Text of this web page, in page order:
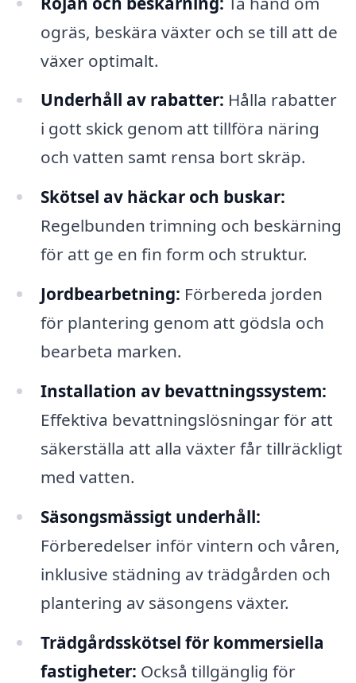
ogräs, beskära växter och se till att de
växer optimalt.
Underhåll av rabatter: Hålla rabatter
i gott skick genom att tillföra näring
och vatten samt rensa bort skräp.
Skötsel av häckar och buskar:
Regelbunden trimning och beskärning
för att ge en fin form och struktur.
Jordbearbetning: Förbereda jorden
för plantering genom att gödsla och
bearbeta marken.
Installation av bevattningssystem:
Effektiva bevattningslösningar för att
säkerställa att alla växter får tillräckligt
med vatten.
Säsongsmässigt underhåll:
Förberedelser inför vintern och våren,
inklusive städning av trädgården och
plantering av säsongens växter.
Trädgårdsskötsel för kommersiella
fastigheter: Också tillgänglig för